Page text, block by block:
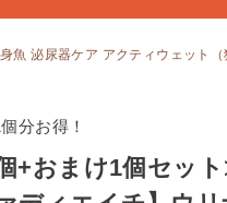
魚 泌尿器ケア アクティウェット
分お得！
+おまけ1個セッ